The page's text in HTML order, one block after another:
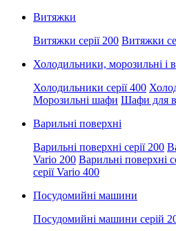
Витяжки
Витяжки серії 200 Витяжки
Холодильники, морозильні і
Холодильники серії 400
Морозильні шафи Шафи для
Варильні поверхні
Варильні поверхні серії 200
Vario 200 Варильні поверхні
серії Vario 400
Посудомийні машини
Посудомийні машини серій